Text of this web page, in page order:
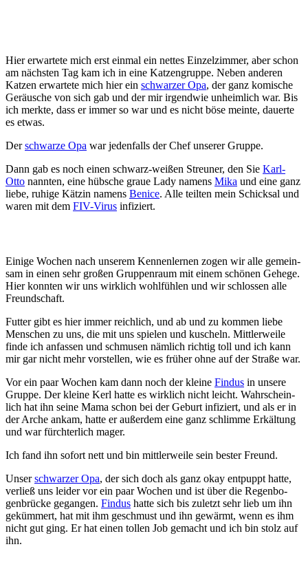
Hier erwartete mich erst ein­mal ein nett­es Ein­zel­zim­mer, aber schon
am nächs­ten Tag kam ich in eine Katz­en­grup­pe. Ne­ben an­der­en
Katz­en er­war­tete mich hier ein schwar­zer Opa, der ganz ko­mische
Ge­räu­sche von sich gab und der mir ir­gend­wie un­heiml­ich war. Bis
ich merkte, dass er immer so war und es nicht böse meinte, dau­er­te
es etwas.
Derschwar­ze Opa war je­den­falls der Chef un­ser­er Gruppe.
Dann gab es noch einen schwarz-weiß­en Streu­ner, den Sie Karl-
Otto nann­ten, eine hüb­sche graue Lady na­mens Mika und eine ganz
liebe, ruhi­ge Kätz­in na­mens Be­nice. Alle teil­ten mein Schick­sal und
wa­ren mit dem FIV-Virus in­fi­ziert.
Einige Woch­en nach un­ser­em Ken­nen­ler­nen zo­gen wir alle ge­mein­
sam in ein­en sehr groß­en Grup­pen­raum mit ein­em schön­en Ge­hege.
Hier konn­ten wir uns wirk­lich wohl­fühl­en und wir schlos­sen alle
Freund­schaft.
Futter gibt es hier immer reich­lich, und ab und zu kom­men liebe
Men­schen zu uns, die mit uns spie­len und kusch­eln. Mitt­ler­weile
finde ich an­fass­en und schmus­en näm­lich rich­tig toll und ich kann
mir gar nicht mehr vor­stell­en, wie es früh­er ohne auf der Straße war.
Vor ein paar Wochen kam dann noch der kleine Fin­dus in un­sere
Grupp­e. Der klei­ne Kerl hatte es wirk­lich nicht leicht. Wahr­schein­
lich hat ihn seine Mama schon bei der Ge­burt in­fi­ziert, und als er in
der Arche an­kam, hatte er auß­er­dem eine ganz schlim­me Er­käl­tung
und war fürch­ter­lich ma­ger.
Ich fand ihn sofort nett und bin mitt­ler­wei­le sein bes­ter Freund.
Unserschwar­zer Opa, der sich doch als ganz okay ent­puppt hatte,
ver­ließ uns lei­der vor ein paar Woch­en und ist über die Re­gen­bo­
gen­brücke ge­gang­en. Fin­dus hatte sich bis zu­letzt sehr lieb um ihn
ge­küm­mert, hat mit ihm ge­schmust und ihn ge­wärmt, wenn es ihm
nicht gut ging. Er hat einen toll­en Job ge­macht und ich bin stolz auf
ihn.